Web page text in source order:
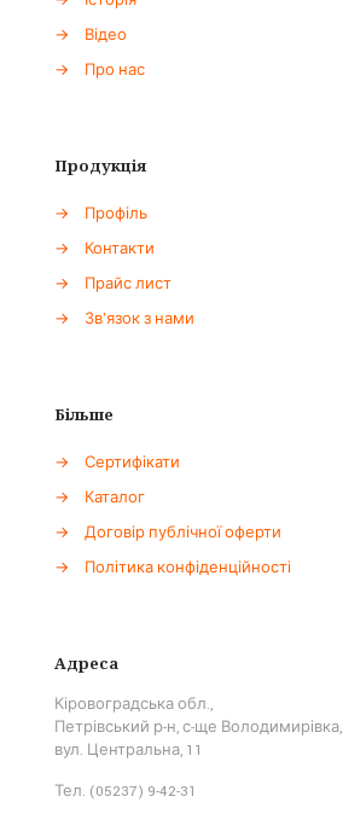
→
Відео
→
Про нас
Продукція
→
Профіль
→
Контакти
→
Прайс лист
→
Зв'язок з нами
Більше
→
Сертифікати
→
Каталог
→
Договір публічної оферти
→
Політика конфіденційності
Адреса
Кіровоградська обл.,
Петрівський р-н, с-ще Володимирівка,
вул. Центральна, 11
Тел. (05237) 9-42-31